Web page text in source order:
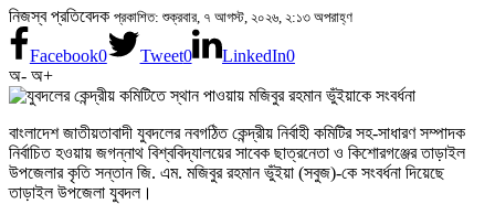
নিজস্ব প্রতিবেদক প্রকাশিত: শুক্রবার, ৭ আগস্ট, ২০২৬, ২:১৩ অপরাহ্ণ
Facebook0 Tweet0 LinkedIn0
অ- অ+
বাংলাদেশ জাতীয়তাবাদী যুবদলের নবগঠিত কেন্দ্রীয় নির্বাহী কমিটির সহ-সাধারণ সম্পাদক
নির্বাচিত হওয়ায় জগন্নাথ বিশ্ববিদ্যালয়ের সাবেক ছাত্রনেতা ও কিশোরগঞ্জের তাড়াইল
উপজেলার কৃতি সন্তান জি. এম. মজিবুর রহমান ভুঁইয়া (সবুজ)-কে সংবর্ধনা দিয়েছে
তাড়াইল উপজেলা যুবদল।